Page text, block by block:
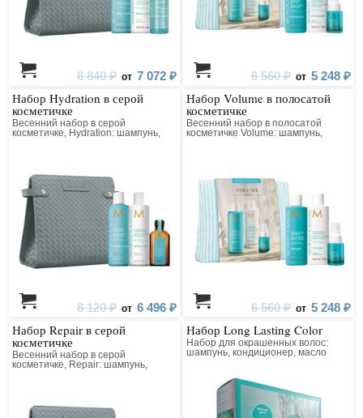
8 840 ₽ от 7 072 ₽ 6 560 ₽ от 5 248 ₽
Набор Hydration в серой
косметичке
Весенний набор в серой
косметичке, Hydration: шампунь,
8 120 ₽ от 6 496 ₽
Набор Volume в полосатой
косметичке
Весенний набор в полосатой
косметичке Volume: шампунь,
6 560 ₽ от 5 248 ₽
Набор Repair в серой
косметичке
Весенний набор в серой
косметичке, Repair: шампунь,
Набор Long Lasting Color
Набор для окрашенных волос:
шампунь, кондиционер, масло